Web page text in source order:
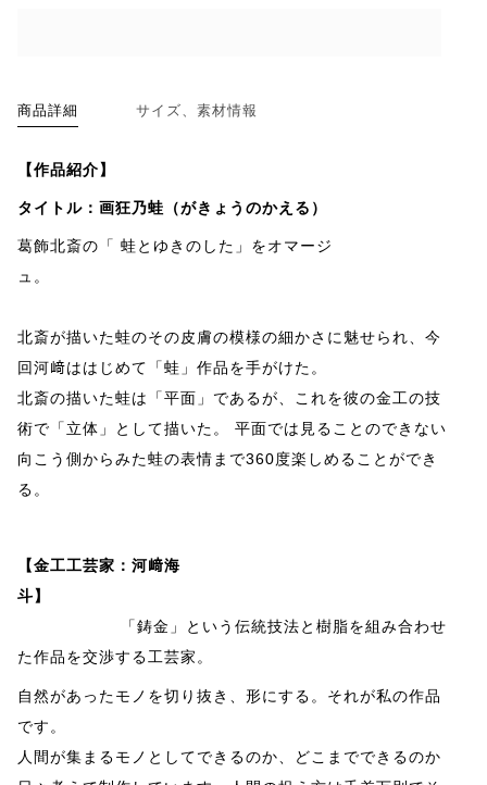
商品詳細 サイズ、素材情報
【作品紹介】
タイトル：画狂乃蛙（がきょうのかえる）
葛飾北斎の「 蛙とゆきのした 」をオマージ
ュ。
北斎が描いた蛙のその皮膚の模様の細かさに魅せられ、今
回河﨑ははじめて「蛙」作品を手がけた。
北斎の描いた蛙は「平面」であるが、これを彼の金工の技
術で「立体」として描いた。 平面では見ることのできない
向こう側からみた蛙の表情まで360度楽しめることができ
る。
【金工工芸家：河﨑海
斗】
「鋳金」という伝統技法と樹脂を組み合わせ
た作品を交渉する工芸家。
自然があったモノを切り抜き、形にする。それが私の作品
です。
人間が集まるモノとしてできるのか、どこまでできるのか